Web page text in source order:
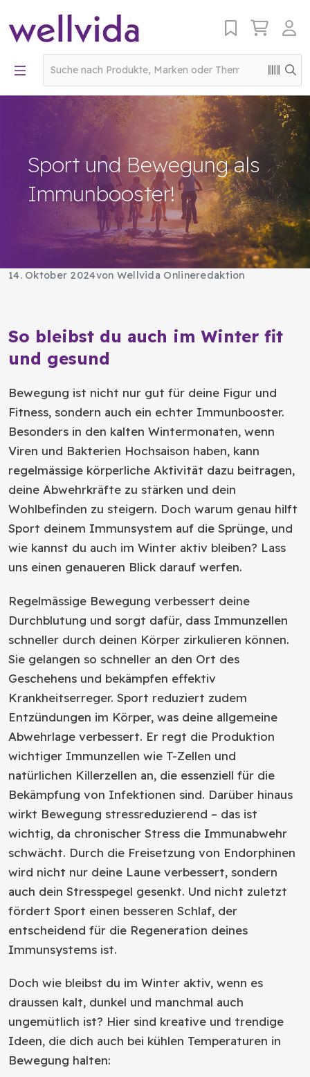
Sport und Bewegung als
Immunbooster!
14. Oktober 2024von Wellvida Onlineredaktion
So bleibst du auch im Winter fit
und gesund
Bewegung ist nicht nur gut für deine Figur und
Fitness, sondern auch ein echter Immunbooster.
Besonders in den kalten Wintermonaten, wenn
Viren und Bakterien Hochsaison haben, kann
regelmässige körperliche Aktivität dazu beitragen,
deine Abwehrkräfte zu stärken und dein
Wohlbefinden zu steigern. Doch warum genau hilft
Sport deinem Immunsystem auf die Sprünge, und
wie kannst du auch im Winter aktiv bleiben? Lass
uns einen genaueren Blick darauf werfen.
Regelmässige Bewegung verbessert deine
Durchblutung und sorgt dafür, dass Immunzellen
schneller durch deinen Körper zirkulieren können.
Sie gelangen so schneller an den Ort des
Geschehens und bekämpfen effektiv
Krankheitserreger. Sport reduziert zudem
Entzündungen im Körper, was deine allgemeine
Abwehrlage verbessert. Er regt die Produktion
wichtiger Immunzellen wie T-Zellen und
natürlichen Killerzellen an, die essenziell für die
Bekämpfung von Infektionen sind. Darüber hinaus
wirkt Bewegung stressreduzierend – das ist
wichtig, da chronischer Stress die Immunabwehr
schwächt. Durch die Freisetzung von Endorphinen
wird nicht nur deine Laune verbessert, sondern
auch dein Stresspegel gesenkt. Und nicht zuletzt
fördert Sport einen besseren Schlaf, der
entscheidend für die Regeneration deines
Immunsystems ist.
Doch wie bleibst du im Winter aktiv, wenn es
draussen kalt, dunkel und manchmal auch
ungemütlich ist? Hier sind kreative und trendige
Ideen, die dich auch bei kühlen Temperaturen in
Bewegung halten: